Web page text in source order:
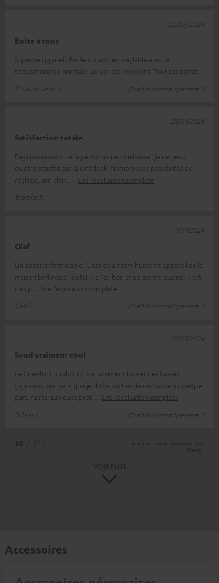
Boîte à sons
Superbe appareil. Facile à brancher, réglable avec la
télécommande normale. Le son est excellent. Tout est parfait
Thomas-Jens V.
(Traduit automatiquement *)
02/08/2024
Satisfaction totale.
Déjà possesseur de la performante cinébasse , je ne peux
qu'être satisfait par la cinédeck. Nombreuses possibilités de
réglage, son clair ,
Lire l’évaluation complète
Brégilio P.
23/07/2024
Olaf
Un appareil formidable. C'est déjà notre huitième appareil de la
maison berlinoise Teufel. Il a l'air bon et de bonne qualité. Il est
très p
Lire l’évaluation complète
Olaf Z.
(Traduit automatiquement *)
17/07/2024
Sond vraiment cool
Le Cinedeck produit un son vraiment bon et des basses
gigantesques, sans que je doive cacher des subwofers quelque
part. Après quelques prob
Lire l’évaluation complète
Tobias L.
(Traduit automatiquement *)
09/07/2024
Accessoires